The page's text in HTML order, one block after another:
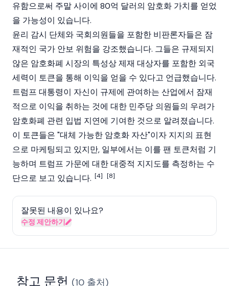
유함으로써 주말 사이에 80억 달러의 암호화 가치를 얻었
을 가능성이 있습니다.
윤리 감시 단체와 국회의원들을 포함한 비판론자들은 잠
재적인 국가 안보 위험을 강조했습니다. 그들은 규제되지
않은 암호화폐 시장의 특성상 제재 대상자를 포함한 외국
세력이 토큰을 통해 이익을 얻을 수 있다고 언급했습니다.
트럼프 대통령이 자신이 규제에 관여하는 산업에서 잠재
적으로 이익을 취하는 것에 대한 민주당 의원들의 우려가
암호화폐 관련 입법 지연에 기여한 것으로 알려졌습니다.
이 토큰들은 "대체 가능한 암호화 자산"이자 지지의 표현
으로 마케팅되고 있지만, 일부에서는 이를 팬 토큰처럼 기
능하며 트럼프 가문에 대한 대중적 지지도를 측정하는 수
단으로 보고 있습니다. [4] [8]
잘못된 내용이 있나요?
수정 제안하기
참고 문헌 (10 출처)